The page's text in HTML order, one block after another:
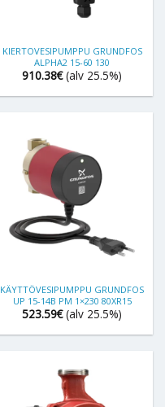
KIERTOVESIPUMPPU GRUNDFOS
ALPHA2 15-60 130
910.38€ (alv 25.5%)
KÄYTTÖVESIPUMPPU GRUNDFOS
UP 15-14B PM 1×230 80XR15
523.59€ (alv 25.5%)